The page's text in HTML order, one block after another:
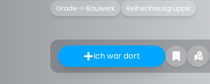
Grade-I-Bauwerk Reihenhausgruppe
Ich war dort